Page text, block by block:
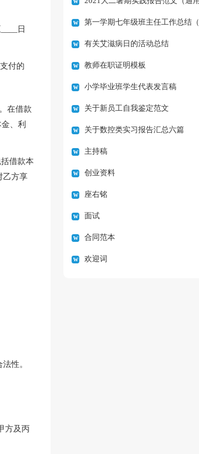
日
付的
在借款
、利
借款本
乙方享
性。
方及丙
第一学期七年级班主任工作总结
篇）有关艾滋病日的活动总结
教师在职证明模板
小学毕业班学生代表发言稿
关于新员工自我鉴定范文
关于数控类实习报告汇总六篇
主持稿
创业资料
座右铭
面试
合同范本
欢迎词